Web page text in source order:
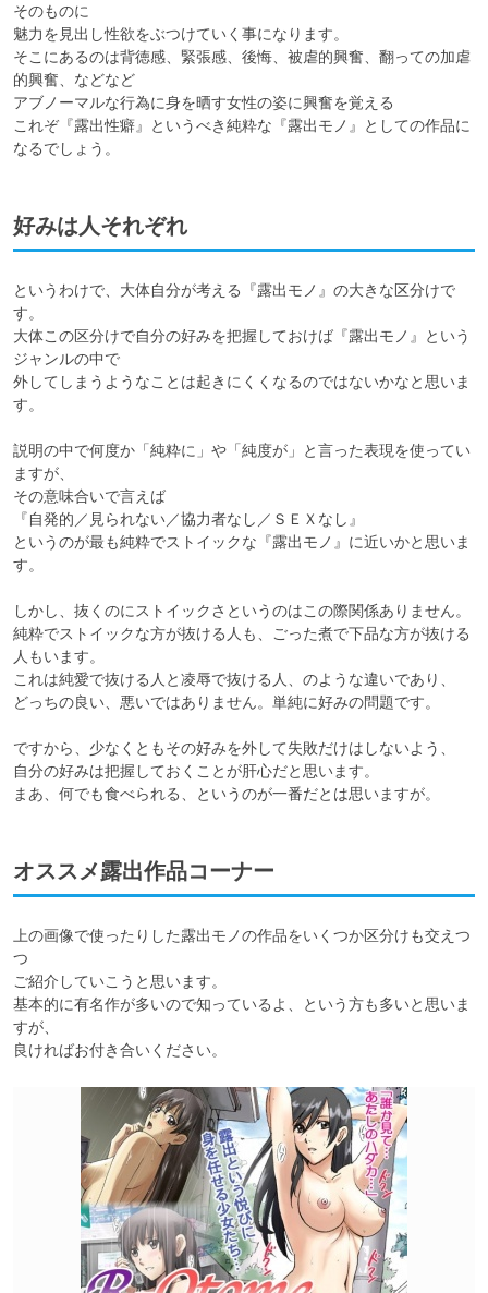
そのものに
魅力を見出し性欲をぶつけていく事になります。
そこにあるのは背徳感、緊張感、後悔、被虐的興奮、翻っての加虐
的興奮、などなど
アブノーマルな行為に身を晒す女性の姿に興奮を覚える
これぞ『露出性癖』というべき純粋な『露出モノ』としての作品に
なるでしょう。
好みは人それぞれ
というわけで、大体自分が考える『露出モノ』の大きな区分けで
す。
大体この区分けで自分の好みを把握しておけば『露出モノ』という
ジャンルの中で
外してしまうようなことは起きにくくなるのではないかなと思いま
す。
説明の中で何度か「純粋に」や「純度が」と言った表現を使ってい
ますが、
その意味合いで言えば
『自発的／見られない／協力者なし／ＳＥＸなし』
というのが最も純粋でストイックな『露出モノ』に近いかと思いま
す。
しかし、抜くのにストイックさというのはこの際関係ありません。
純粋でストイックな方が抜ける人も、ごった煮で下品な方が抜ける
人もいます。
これは純愛で抜ける人と凌辱で抜ける人、のような違いであり、
どっちの良い、悪いではありません。単純に好みの問題です。
ですから、少なくともその好みを外して失敗だけはしないよう、
自分の好みは把握しておくことが肝心だと思います。
まあ、何でも食べられる、というのが一番だとは思いますが。
オススメ露出作品コーナー
上の画像で使ったりした露出モノの作品をいくつか区分けも交えつ
つ
ご紹介していこうと思います。
基本的に有名作が多いので知っているよ、という方も多いと思いま
すが、
良ければお付き合いください。